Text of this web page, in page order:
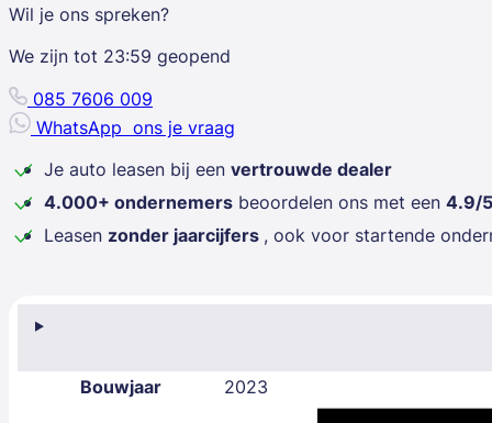
Bouwjaar 2023
Wil je ons spreken?
We zijn tot 23:59 geopend
085 7606 009
WhatsApp ons je vraag
Je auto leasen bij een vertrouwde dealer
4.000+ ondernemers beoordelen ons met een 4.9/5
Leasen zonder jaarcijfers , ook voor startende